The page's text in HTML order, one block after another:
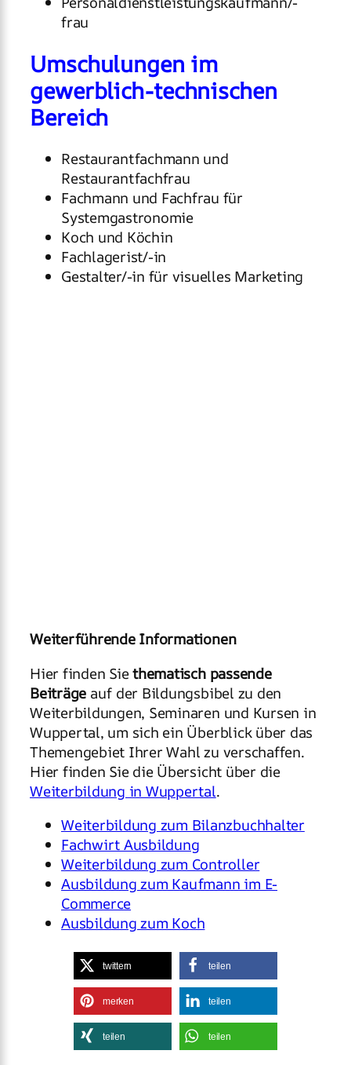
frau
Umschulungen im
gewerblich-technischen
Bereich
Restaurantfachmann und
Restaurantfachfrau
Fachmann und Fachfrau für
Systemgastronomie
Koch und Köchin
Fachlagerist/-in
Gestalter/-in für visuelles Marketing
Weiterführende Informationen
Hier finden Siethematisch passende
Beiträge auf der Bildungsbibel zu den
Weiterbildungen, Seminaren und Kursen in
Wuppertal, um sich ein Überblick über das
Themengebiet Ihrer Wahl zu verschaffen.
Hier finden Sie die Übersicht über die
Weiterbildung in Wuppertal.
Weiterbildung zum Bilanzbuchhalter
Fachwirt Ausbildung
Weiterbildung zum Controller
Ausbildung zum Kaufmann im E-
Commerce
Ausbildung zum Koch
twittern teilen
merken teilen
teilen teilen